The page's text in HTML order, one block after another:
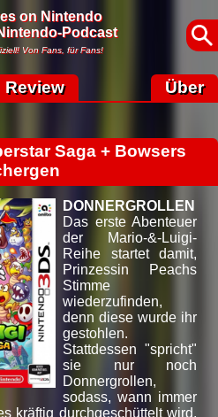
on Nintendo
Podcast
Von Fans, für Fans!
Review Über
Saga + Bowsers
DONNERGROLLEN
Das erste Abenteuer
der Mario-&-Luigi-
Reihe startet damit,
Prinzessin Peachs
Stimme
wiederzufinden,
denn diese wurde ihr
gestohlen.
Stattdessen "spricht"
sie nur noch
Donnergrollen,
sodass, wann immer
kräftig durchgeschüttelt wird.